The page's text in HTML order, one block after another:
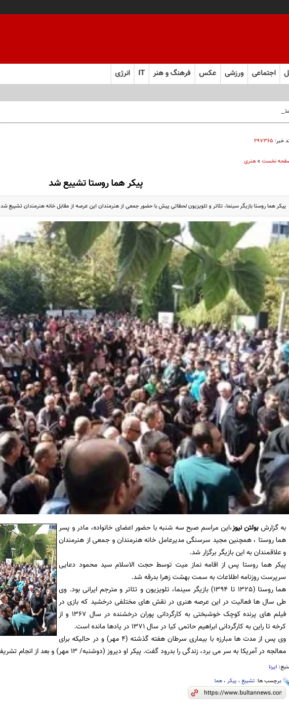
اجتماعی ورزشی عکس فرهنگ و هنر IT انرژی
شهری
خبر: ۲۹۷۳۶۵
نخست»هنری
پیکر هما روستا تشییع شد
پیکر هما روستا بازیگر سینما، تئاتر و تلویزیون لحظاتی پیش با حضور جمعی از هنرمندان این عرصه از مقابل خانه هنرمندان تشییع شد
به گزارش بولتن نیوز،این مراسم صبح سه شنبه با حضور اعضای خانواده، مادر و پسر
هما روستا ، همچنین مجید سرسنگی مدیرعامل خانه هنرمندان و جمعی از هنرمندان
و علاقمندان به این بازیگر برگزار شد.
پیکر هما روستا پس از اقامه نماز میت توسط حجت الاسلام سید محمود دعایی
سرپرست روزنامه اطلاعات به سمت بهشت زهرا بدرقه شد.
هما روستا (1325 تا 1394) بازیگر سینما، تلویزیون و تئاتر و مترجم ایرانی بود. وی
طی سال ها فعالیت در این عرصه هنری در نقش های مختلفی درخشید که بازی در
فیلم های پرنده کوچک خوشبختی به کارگردانی پوران درخشنده در سال 1367 و از
کرخه تا راین به کارگردانی ابراهیم حاتمی کیا در سال 1371 در یادها مانده است.
وی پس از مدت ها مبارزه با بیماری سرطان هفته گذشته (4 مهر) و در حالیکه برای
معالجه در آمریکا به سر می برد، زندگی را بدرود گفت. پیکر او دیروز (دوشنبه/ 13 مهر) و بعد از انجام تشریفات وارد تهران شد.
ایرنا
برچسب ها: تشییع، پیکر، هما